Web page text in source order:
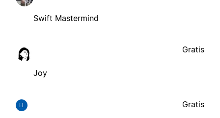
Swift Mastermind
Joy
Gratis
H Gratis